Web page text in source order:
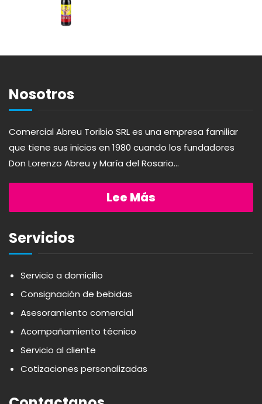
LIMPIEZA DEL HOGAR
OTROS
PANADERÍA
PICADERAS
SALSAS
SAZONES
SNACKS
ÚTILES ESCOLARES
AMERICANA
APERITIVO
APOTHIC
ARDUINI
ARIENZO DE MARQUEZ
ATLANTICO
AVALON
AVERNA
Nosotros
Comercial Abreu Toribio SRL es una empresa familiar
que tiene sus inicios en 1980 cuando los fundadores
Don Lorenzo Abreu y María del Rosario...
Lee Más
Servicios
Servicio a domicilio
Consignación de bebidas
Asesoramiento comercial
Acompañamiento técnico
Servicio al cliente
Cotizaciones personalizadas